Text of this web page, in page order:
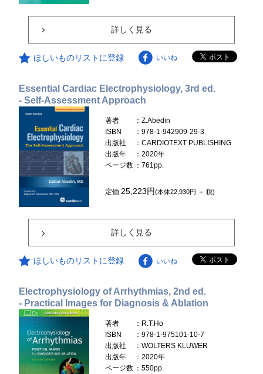
詳しく見る
ほしいものリストに登録 いいね
Essential Cardiac Electrophysiology, 3rd ed.
- Self-Assessment Approach
著者
：Z.Abedin
ISBN
：978-1-942909-29-3
出版社
：CARDIOTEXT PUBLISHING
出版年
：2020年
ページ数 ：761pp.
定価 25,223円(本体22,930円 ＋ 税)
詳しく見る
ほしいものリストに登録 いいね
Electrophysiology of Arrhythmias, 2nd ed.
- Practical Images for Diagnosis & Ablation
著者
：R.T.Ho
ISBN
：978-1-975101-10-7
出版社
：WOLTERS KLUWER
出版年
：2020年
ページ数 ：550pp.